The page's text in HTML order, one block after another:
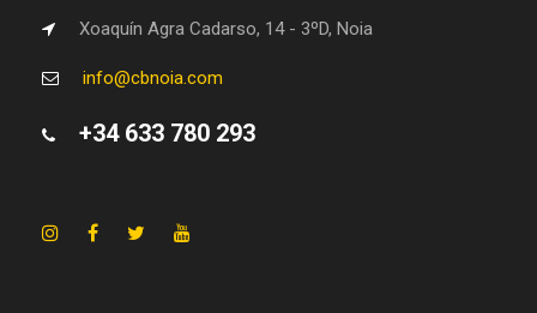
Xoaquín Agra Cadarso, 14 - 3ºD, Noia
info@cbnoia.com
+34 633 780 293